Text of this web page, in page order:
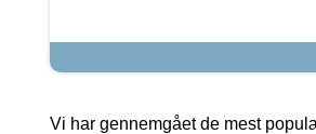
Vi har gennemgået de mest